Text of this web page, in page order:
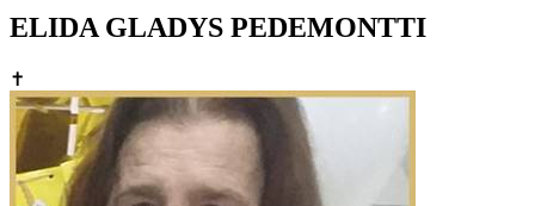
ELIDA GLADYS PEDEMONTTI
✝